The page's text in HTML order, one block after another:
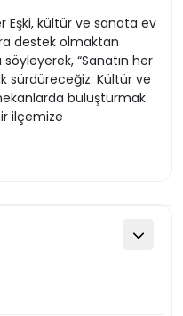
Eşki, kültür ve sanata ev
destek olmaktan
“Sanatın her
sürdüreceğiz. Kültür ve
buluşturmak
ilçemize